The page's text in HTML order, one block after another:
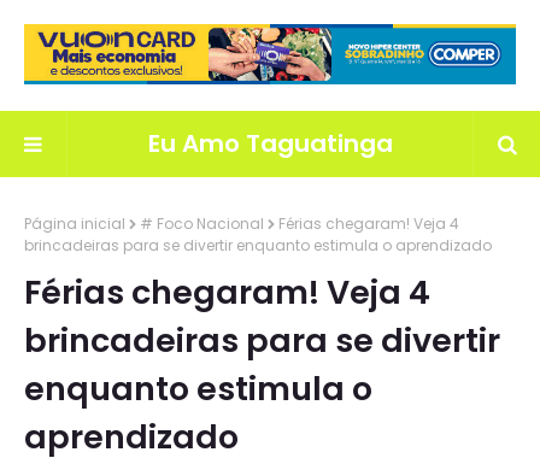
Eu Amo Taguatinga
Página inicial # Foco Nacional
Férias chegaram! Veja 4
brincadeiras para se divertir enquanto estimula o aprendizado
Férias chegaram! Veja 4
brincadeiras para se divertir
enquanto estimula o
aprendizado